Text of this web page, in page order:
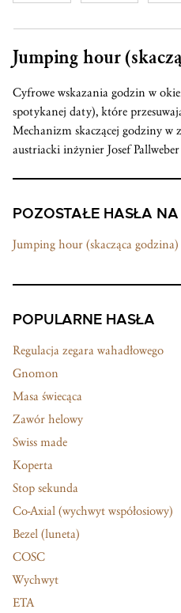
Jumping hour
Cyfrowe wskazania godzin w
spotykanej daty), które
Mechanizm skaczącej godziny w
austriacki inżynier Josef
POZOSTAŁE HASŁA NA
Jumping hour (skacząca godzina)
POPULARNE HASŁA
Regulacja zegara wahadłowego
Gnomon
Masa świecąca
Zawór helowy
Swiss made
Koperta
Stop sekunda
Co-Axial (wychwyt współosiowy)
Bezel (luneta)
COSC
Wychwyt
ETA